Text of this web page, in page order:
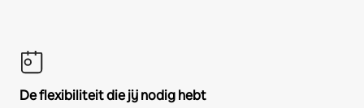
De flexibiliteit die jij nodig hebt